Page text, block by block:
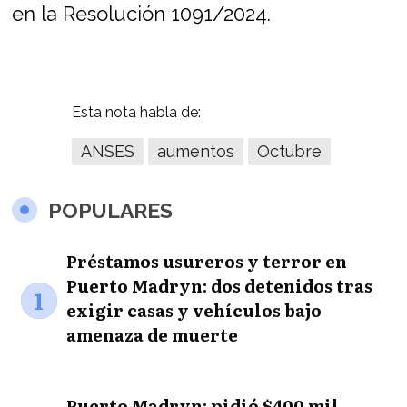
en la Resolución 1091/2024.
Esta nota habla de:
ANSES aumentos Octubre
POPULARES
1
Préstamos usureros y terror en
Puerto Madryn: dos detenidos tras
exigir casas y vehículos bajo
amenaza de muerte